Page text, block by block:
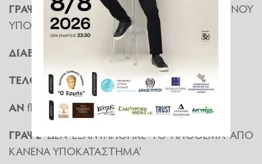
ΓΡΑΨΕ
'ΔΩΣΕ ΤΟΝ ΑΡΙΘΜΟ ΤΟΥ ΕΠΟΜΕΝΟΥ
ΥΠΟΚΑΤΑΣΤΗΜΑΤΟΣ'
ΔΙΑΒΑΣΕ
ΤΕΛΟΣ
_ΕΠΑΝΑΛΗΨΗΣ
ΑΝflag=ΨΕΥΔΗΣΤΟΤΕ
ΓΡΑΨΕ'ΔΕΝ ΕΞΑΝΤΛΗΘΗΚΕ ΤΟ ΑΠΟΘΕΜΑ ΑΠΟ
ΚΑΝΕΝΑ ΥΠΟΚΑΤΑΣΤΗΜΑ'